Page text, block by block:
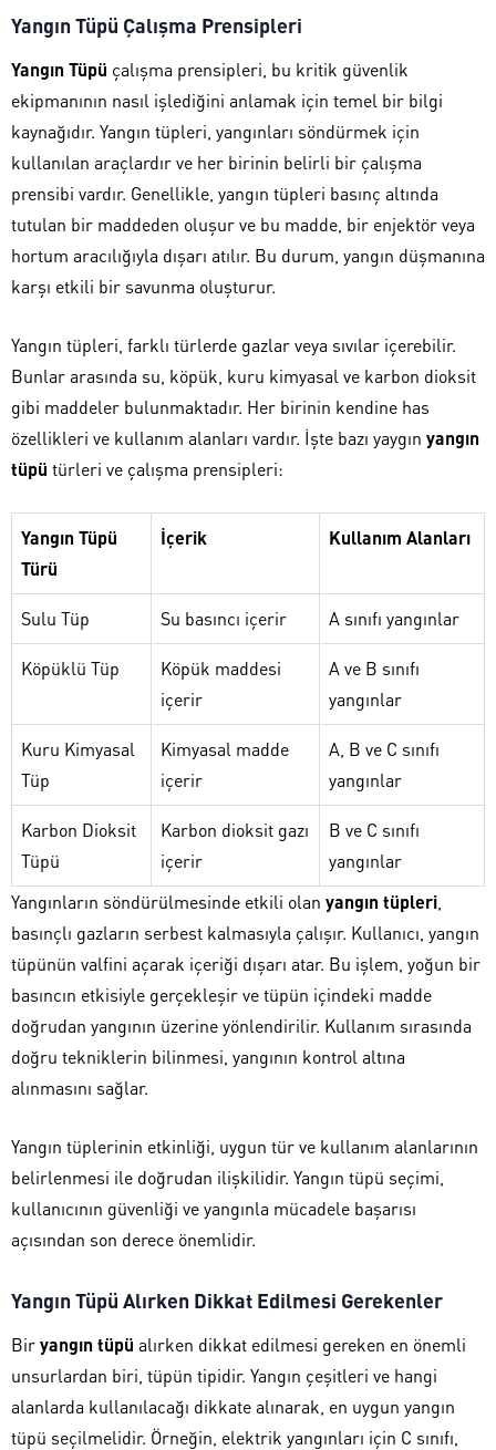
Yangın Tüpü Çalışma Prensipleri
Yangın Tüpü çalışma prensipleri, bu kritik güvenlik
ekipmanının nasıl işlediğini anlamak için temel bir bilgi
kaynağıdır. Yangın tüpleri, yangınları söndürmek için
kullanılan araçlardır ve her birinin belirli bir çalışma
prensibi vardır. Genellikle, yangın tüpleri basınç altında
tutulan bir maddeden oluşur ve bu madde, bir enjektör veya
hortum aracılığıyla dışarı atılır. Bu durum, yangın düşmanına
karşı etkili bir savunma oluşturur.
Yangın tüpleri, farklı türlerde gazlar veya sıvılar içerebilir.
Bunlar arasında su, köpük, kuru kimyasal ve karbon dioksit
gibi maddeler bulunmaktadır. Her birinin kendine has
özellikleri ve kullanım alanları vardır. İşte bazı yaygın yangın
tüpü türleri ve çalışma prensipleri:
Yangın Tüpü
Türü
İçerik Kullanım Alanları
Sulu Tüp Su basıncı içerir A sınıfı yangınlar
Köpüklü Tüp
Köpük maddesi
içerir
A ve B sınıfı
yangınlar
Kuru Kimyasal
Tüp
Kimyasal madde
içerir
A, B ve C sınıfı
yangınlar
Karbon Dioksit
Tüpü
Karbon dioksit gazı
içerir
B ve C sınıfı
yangınlar
Yangınların söndürülmesinde etkili olan yangın tüpleri
basınçlı gazların serbest kalmasıyla çalışır. Kullanıcı, yangın
tüpünün valfini açarak içeriği dışarı atar. Bu işlem, yoğun bir
basıncın etkisiyle gerçekleşir ve tüpün içindeki madde
doğrudan yangının üzerine yönlendirilir. Kullanım sırasında
doğru tekniklerin bilinmesi, yangının kontrol altına
alınmasını sağlar.
Yangın tüplerinin etkinliği, uygun tür ve kullanım alanlarının
belirlenmesi ile doğrudan ilişkilidir. Yangın tüpü seçimi,
kullanıcının güvenliği ve yangınla mücadele başarısı
açısından son derece önemlidir.
Yangın Tüpü Alırken Dikkat Edilmesi Gerekenler
Biryangın tüpü alırken dikkat edilmesi gereken en önemli
unsurlardan biri, tüpün tipidir. Yangın çeşitleri ve hangi
alanlarda kullanılacağı dikkate alınarak, en uygun yangın
tüpü seçilmelidir. Örneğin, elektrik yangınları için C sınıfı,